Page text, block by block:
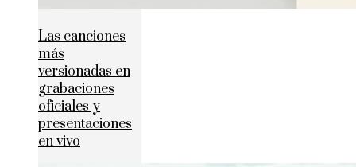
Las canciones
más
versionadas en
grabaciones
oficiales y
presentaciones
en vivo